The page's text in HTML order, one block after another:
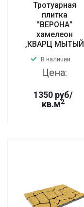
Тротуарная
плитка
"ВЕРОНА"
хамелеон
,КВАРЦ МЫТЫЙ
В наличии
Цена:
1350 руб/
кв.м2